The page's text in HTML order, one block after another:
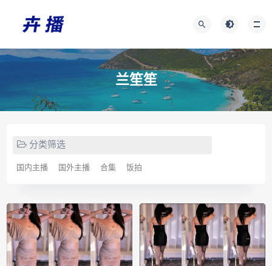
兰笙笙
分类筛选
国内主播 国外主播 合集 饭拍